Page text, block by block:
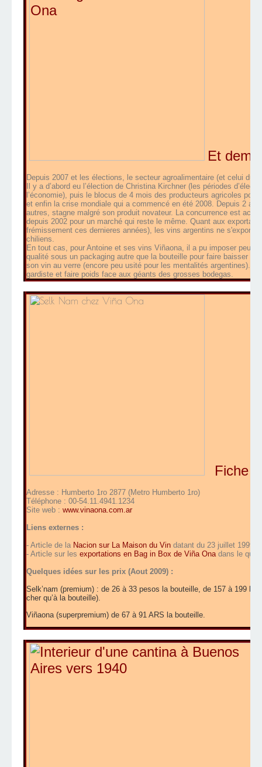
Et
Depuis 2007 et les élections, le secteur agroalimentaire (et celui du
Il y a d’abord eu l’élection de Christina Kirchner (les périodes
l’économie), puis le blocus de 4 mois des producteurs agricoles
et enfin la crise mondiale qui a commencé en été 2008. Depuis 2
autres, stagne malgré son produit novateur. La concurrence est
depuis 2002 pour un marché qui reste le même. Quant aux
frémissement ces dernieres années), les vins argentins ne
chiliens.
En tout cas, pour Antoine et ses vins Viñaona, il a pu imposer peu à
qualité sous un packaging autre que la bouteille pour faire baisser
son vin au verre (encore peu usité pour les mentalités argentines).
gardiste et faire poids face aux géants des grosses bodegas.
Fiche
Adresse : Humberto 1ro 2877 (Metro Humberto 1ro)
Téléphone : 00-54.11.4941.1234
Site web : www.vinaona.com.ar
Liens externes :
- Article de la Nacion sur La Maison du Vin datant du 23 juillet 1999.
- Article sur les exportations en Bag in Box de Viña Onadans le
Quelques idées sur les prix (Aout 2009) :
Selk’nam (premium) : de 26 à 33 pesos la bouteille, de 157 à 199
cher qu’à la bouteille).
Viñaona (superpremium) de 67 à 91 ARS la bouteille.